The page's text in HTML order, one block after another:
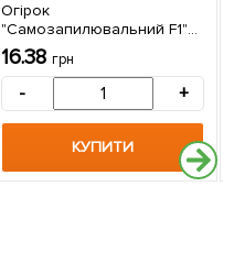
Огірок
"Самозапилювальний F1"
ТМ "Весна" 0.25г
(самозапильний)
16.38 грн
- +
КУПИТИ